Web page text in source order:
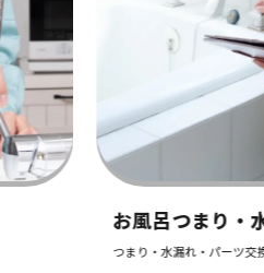
お風呂つまり・
つまり・水漏れ・パーツ交換等